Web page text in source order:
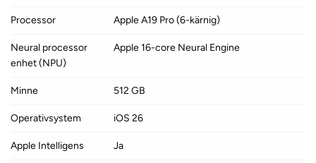
Processor Apple A19 Pro (6-kärnig)
Neural processor
enhet (NPU)
Apple 16-core Neural Engine
Minne 512 GB
Operativsystem iOS 26
Apple Intelligens Ja